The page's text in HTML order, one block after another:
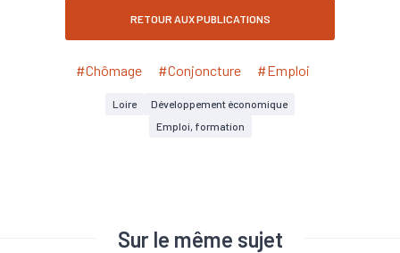
RETOUR AUX PUBLICATIONS
#Chômage #Conjoncture #Emploi
Loire
Développement économique
Emploi, formation
Sur le même sujet